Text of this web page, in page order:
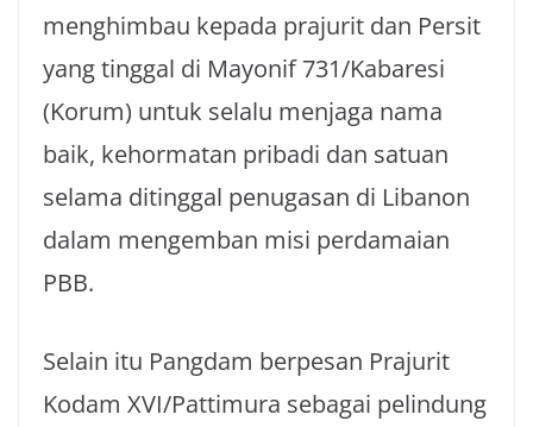
menghimbau kepada prajurit dan Persit
yang tinggal di Mayonif 731/Kabaresi
(Korum) untuk selalu menjaga nama
baik, kehormatan pribadi dan satuan
selama ditinggal penugasan di Libanon
dalam mengemban misi perdamaian
PBB.
Selain itu Pangdam berpesan Prajurit
Kodam XVI/Pattimura sebagai pelindung